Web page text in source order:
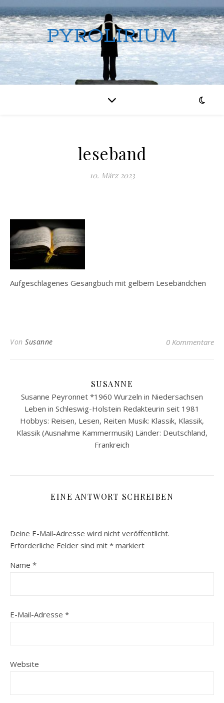
PYROLIRIUM
leseband
10. März 2023
Aufgeschlagenes Gesangbuch mit gelbem Lesebändchen
Von Susanne 0 Kommentare
SUSANNE
Susanne Peyronnet *1960 Wurzeln in Niedersachsen
Leben in Schleswig-Holstein Redakteurin seit 1981
Hobbys: Reisen, Lesen, Reiten Musik: Klassik, Klassik,
Klassik (Ausnahme Kammermusik) Länder: Deutschland,
Frankreich
EINE ANTWORT SCHREIBEN
Deine E-Mail-Adresse wird nicht veröffentlicht.
Erforderliche Felder sind mit * markiert
Name *
E-Mail-Adresse *
Website